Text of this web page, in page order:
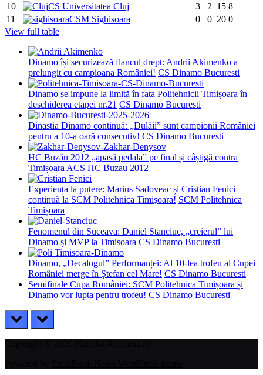
10
CS Universitatea Cluj 3 2 15 8
11
CSM Sighisoara 0 0 20 0
View full table
Dinamo își securizează flancul drept: Andrii Akimenko a
prelungit cu campioana României! CS Dinamo Bucuresti
Dinamo se impune la limită în fața Politehnicii Timișoara în
deschiderea etapei nr.21 CS Dinamo Bucuresti
Dinastia Dinamo continuă: „Dulăii” sunt campionii României
pentru a 10-a oară consecutiv! CS Dinamo Bucuresti
HC Buzău 2012 „apasă pedala” pe final și câștigă contra
Timișoara ACS HC Buzau 2012
Experiența la putere: Marius Sadoveac și Cristian Fenici
continuă la SCM Politehnica Timișoara! SCM Politehnica
Timișoara
Fenomenul din Suceava: Daniel Stanciuc, „creierul” lui
Dinamo și MVP la Timișoara CS Dinamo Bucuresti
Dinamo, „Decalogul” Performanței: Al 10-lea trofeu al Cupei
României merge în Ștefan cel Mare! CS Dinamo Bucuresti
Semifinale Cupa României: SCM Politehnica Timișoara și
Dinamo vor lupta pentru trofeu! CS Dinamo Bucuresti
prev next